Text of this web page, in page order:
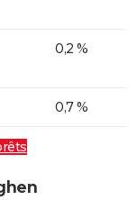
0,2 %
0,7 %